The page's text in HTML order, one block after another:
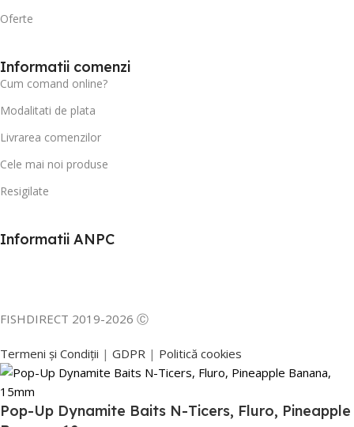
Oferte
Informatii comenzi
Cum comand online?
Modalitati de plata
Livrarea comenzilor
Cele mai noi produse
Resigilate
Informatii ANPC
FISHDIRECT 2019-2026 Ⓒ
Termeni și Condiții | GDPR | Politică cookies
Pop-Up Dynamite Baits N-Ticers, Fluro, Pineapple